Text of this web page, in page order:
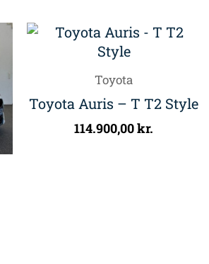
Toyota
Toyota Auris – T T2 Style
114.900,00kr.